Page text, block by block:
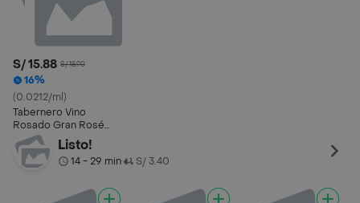
S/ 15.88 S/ 18.90
16%
(0.0212/ml)
Tabernero Vino
Rosado Gran Rosé
SemisecoListo!
14 - 29 min• S/ 3.40